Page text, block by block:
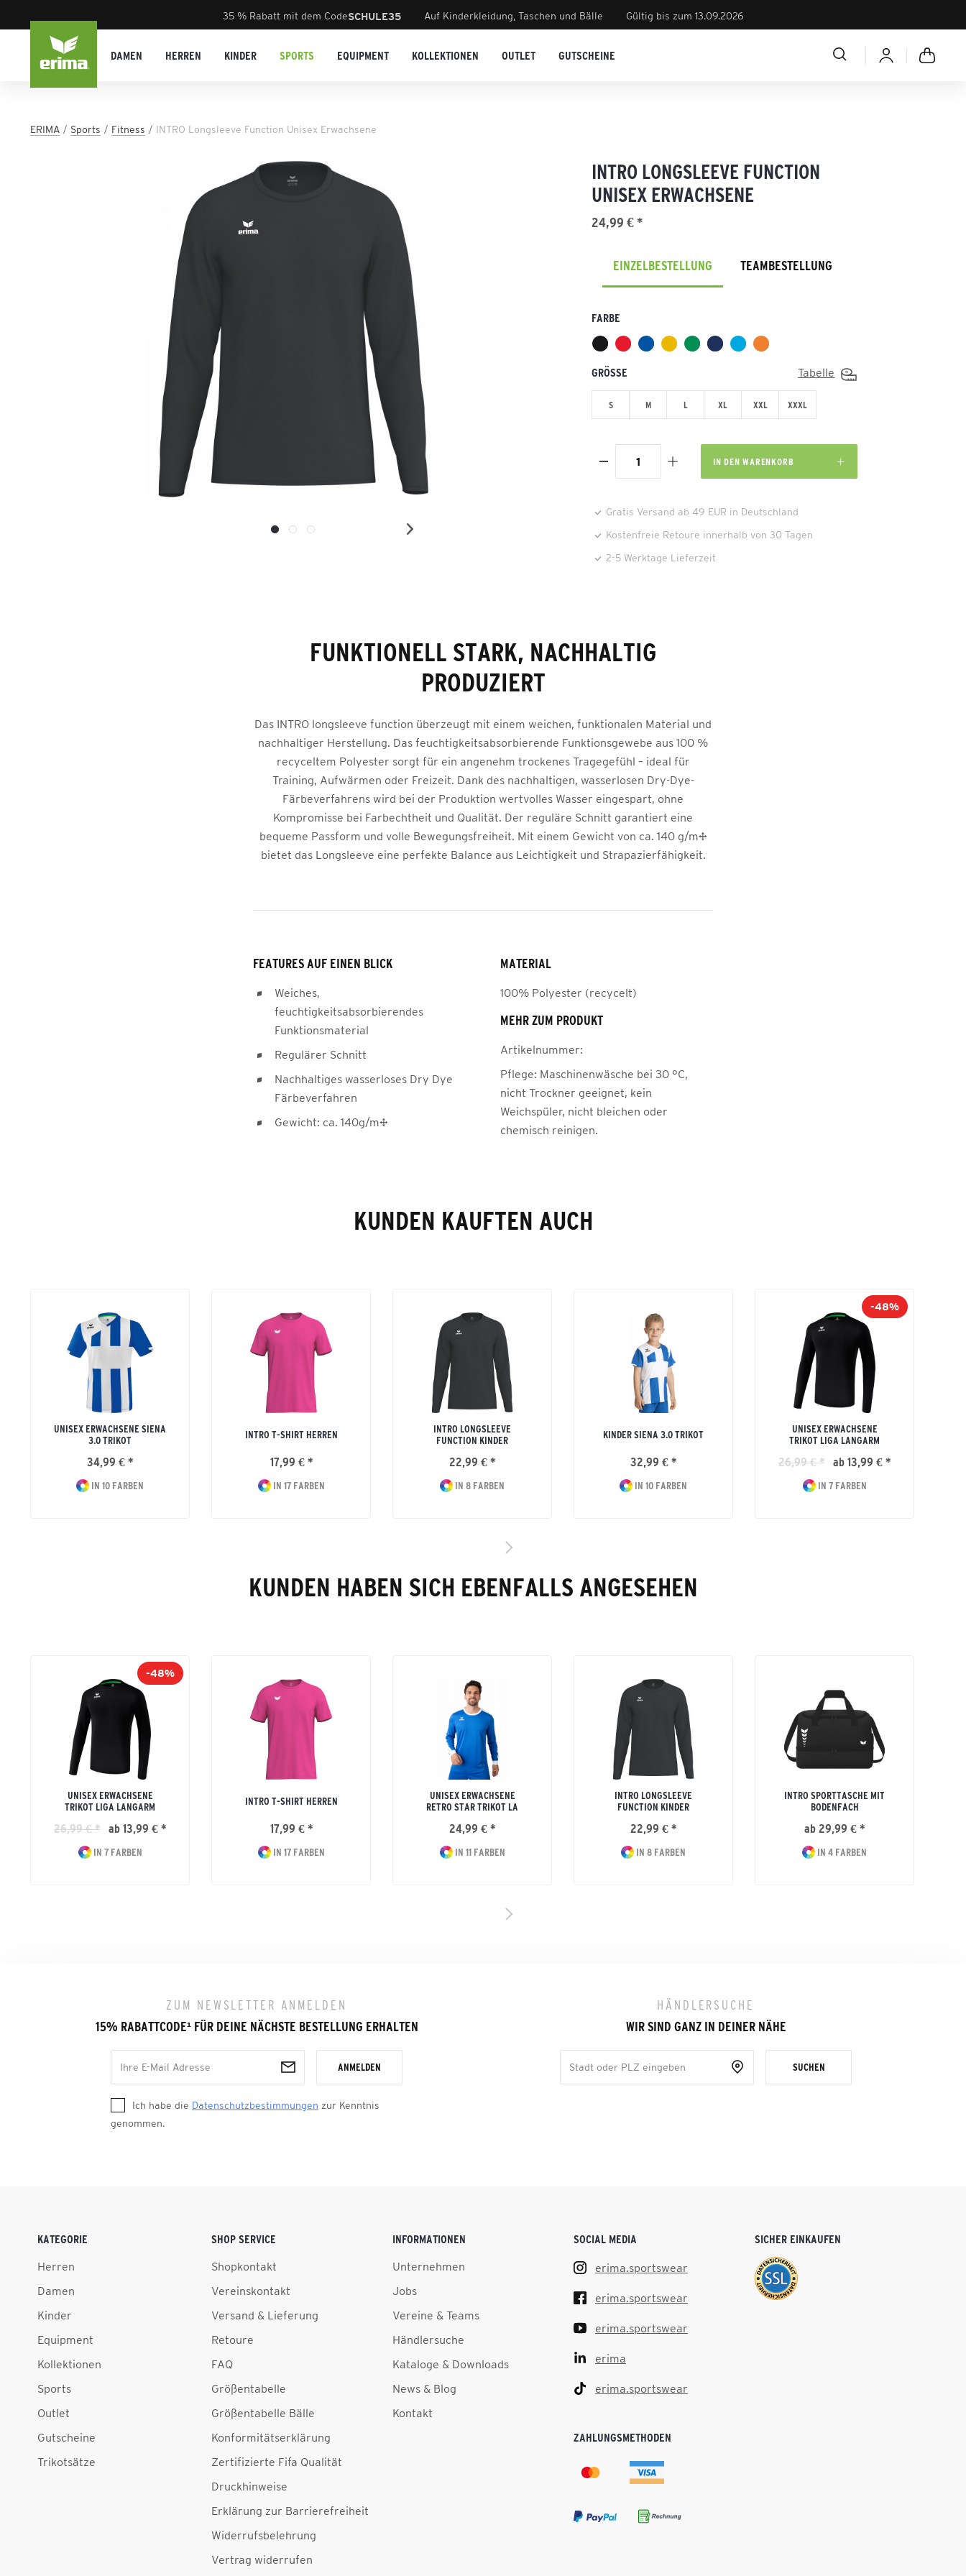
35 % Rabatt mit dem CodeSCHULE35 Auf Kinderkleidung, Taschen und Bälle Gültig bis zum 13.09.2026
DAMEN HERREN KINDER SPORTS EQUIPMENT KOLLEKTIONEN OUTLET GUTSCHEINE
ERIMA Sports Fitness INTRO Longsleeve Function Unisex Erwachsene
INTRO LONGSLEEVE FUNCTION
UNISEX ERWACHSENE
24,99 € *
EINZELBESTELLUNG TEAMBESTELLUNG
FARBE
GRÖSSE Tabelle
S M L XL XXL XXXL
IN DEN WARENKORB
Gratis Versand ab 49 EUR in Deutschland
Kostenfreie Retoure innerhalb von 30 Tagen
2-5 Werktage Lieferzeit
FUNKTIONELL STARK, NACHHALTIG
PRODUZIERT
Das INTRO longsleeve function überzeugt mit einem weichen, funktionalen Material und
nachhaltiger Herstellung. Das feuchtigkeitsabsorbierende Funktionsgewebe aus 100 %
recyceltem Polyester sorgt für ein angenehm trockenes Tragegefühl – ideal für
Training, Aufwärmen oder Freizeit. Dank des nachhaltigen, wasserlosen Dry-Dye-
Färbeverfahrens wird bei der Produktion wertvolles Wasser eingespart, ohne
Kompromisse bei Farbechtheit und Qualität. Der reguläre Schnitt garantiert eine
bequeme Passform und volle Bewegungsfreiheit. Mit einem Gewicht von ca. 140 g/m²
bietet das Longsleeve eine perfekte Balance aus Leichtigkeit und Strapazierfähigkeit.
FEATURES AUF EINEN BLICK
Weiches,
feuchtigkeitsabsorbierendes
Funktionsmaterial
Regulärer Schnitt
Nachhaltiges wasserloses Dry Dye
Färbeverfahren
Gewicht: ca. 140g/m²
MATERIAL
100% Polyester (recycelt)
MEHR ZUM PRODUKT
Artikelnummer:
Pflege: Maschinenwäsche bei 30 °C,
nicht Trockner geeignet, kein
Weichspüler, nicht bleichen oder
chemisch reinigen.
KUNDEN KAUFTEN AUCH
UNISEX ERWACHSENE SIENA
3.0 TRIKOT
34,99 € *
IN 10 FARBEN
INTRO T-SHIRT HERREN
17,99 € *
IN 17 FARBEN
INTRO LONGSLEEVE
FUNCTION KINDER
22,99 € *
IN 8 FARBEN
KINDER SIENA 3.0 TRIKOT
32,99 € *
IN 10 FARBEN
-48%
UNISEX ERWACHSENE
TRIKOT LIGA LANGARM
26,99 € * ab 13,99 € *
IN 7 FARBEN
KUNDEN HABEN SICH EBENFALLS ANGESEHEN
-48%
UNISEX ERWACHSENE
TRIKOT LIGA LANGARM
26,99 € * ab 13,99 € *
IN 7 FARBEN
INTRO T-SHIRT HERREN
17,99 € *
IN 17 FARBEN
UNISEX ERWACHSENE
RETRO STAR TRIKOT LA
24,99 € *
IN 11 FARBEN
INTRO LONGSLEEVE
FUNCTION KINDER
22,99 € *
IN 8 FARBEN
INTRO SPORTTASCHE MIT
BODENFACH
ab 29,99 € *
IN 4 FARBEN
ZUM NEWSLETTER ANMELDEN
15% RABATTCODE¹FÜR DEINE NÄCHSTE BESTELLUNG ERHALTEN
ANMELDEN
Ich habe die Datenschutzbestimmungen zur Kenntnis
genommen.
HÄNDLERSUCHE
WIR SIND GANZ IN DEINER NÄHE
SUCHEN
KATEGORIE
Herren
Damen
Kinder
Equipment
Kollektionen
Sports
Outlet
Gutscheine
Trikotsätze
SHOP SERVICE
Shopkontakt
Vereinskontakt
Versand & Lieferung
Retoure
FAQ
Größentabelle
Größentabelle Bälle
Konformitätserklärung
Zertifizierte Fifa Qualität
Druckhinweise
Erklärung zur Barrierefreiheit
Widerrufsbelehrung
Vertrag widerrufen
INFORMATIONEN
Unternehmen
Jobs
Vereine & Teams
Händlersuche
Kataloge & Downloads
News & Blog
Kontakt
SOCIAL MEDIA
erima.sportswear
erima.sportswear
erima.sportswear
erima
erima.sportswear
ZAHLUNGSMETHODEN
SICHER EINKAUFEN